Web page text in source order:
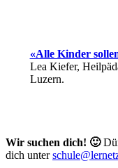
«Alle Kinder
Lea Kiefer,
Luzern.
Wir suchen dich! 🙂
dich unter